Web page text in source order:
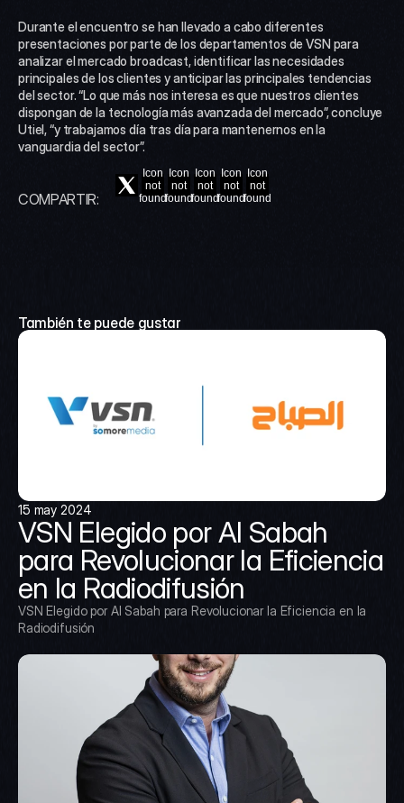
Durante el encuentro se han llevado a cabo diferentes
presentaciones por parte de los departamentos de VSN para
analizar el mercado broadcast, identificar las necesidades
principales de los clientes y anticipar las principales tendencias
del sector. “Lo que más nos interesa es que nuestros clientes
dispongan de la tecnología más avanzada del mercado”, concluye
Utiel, “y trabajamos día tras día para mantenernos en la
vanguardia del sector”.
COMPARTIR:
Icon
not
found
Icon
not
found
Icon
not
found
Icon
not
found
Icon
not
found
También te puede gustar
15 may 2024
VSN Elegido por Al Sabah
para Revolucionar la Eficiencia
en la Radiodifusión
VSN Elegido por Al Sabah para Revolucionar la Eficiencia en la
Radiodifusión